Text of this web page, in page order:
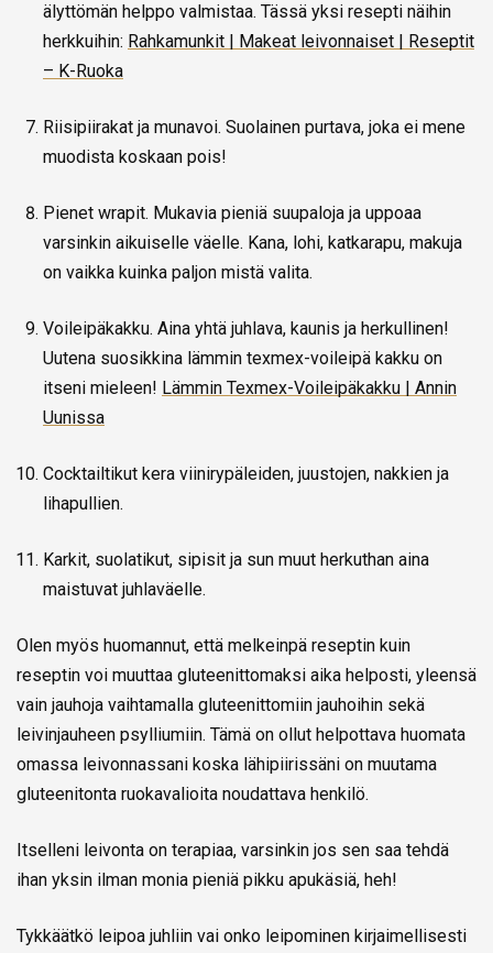
älyttömän helppo valmistaa. Tässä yksi resepti näihin
herkkuihin: Rahkamunkit | Makeat leivonnaiset | Reseptit
– K-Ruoka
Riisipiirakat ja munavoi. Suolainen purtava, joka ei mene
muodista koskaan pois!
Pienet wrapit. Mukavia pieniä suupaloja ja uppoaa
varsinkin aikuiselle väelle. Kana, lohi, katkarapu, makuja
on vaikka kuinka paljon mistä valita.
Voileipäkakku. Aina yhtä juhlava, kaunis ja herkullinen!
Uutena suosikkina lämmin texmex-voileipä kakku on
itseni mieleen! Lämmin Texmex-Voileipäkakku | Annin
Uunissa
Cocktailtikut kera viinirypäleiden, juustojen, nakkien ja
lihapullien.
Karkit, suolatikut, sipisit ja sun muut herkuthan aina
maistuvat juhlaväelle.
Olen myös huomannut, että melkeinpä reseptin kuin
reseptin voi muuttaa gluteenittomaksi aika helposti, yleensä
vain jauhoja vaihtamalla gluteenittomiin jauhoihin sekä
leivinjauheen psylliumiin. Tämä on ollut helpottava huomata
omassa leivonnassani koska lähipiirissäni on muutama
gluteenitonta ruokavalioita noudattava henkilö.
Itselleni leivonta on terapiaa, varsinkin jos sen saa tehdä
ihan yksin ilman monia pieniä pikku apukäsiä, heh!
Tykkäätkö leipoa juhliin vai onko leipominen kirjaimellisesti